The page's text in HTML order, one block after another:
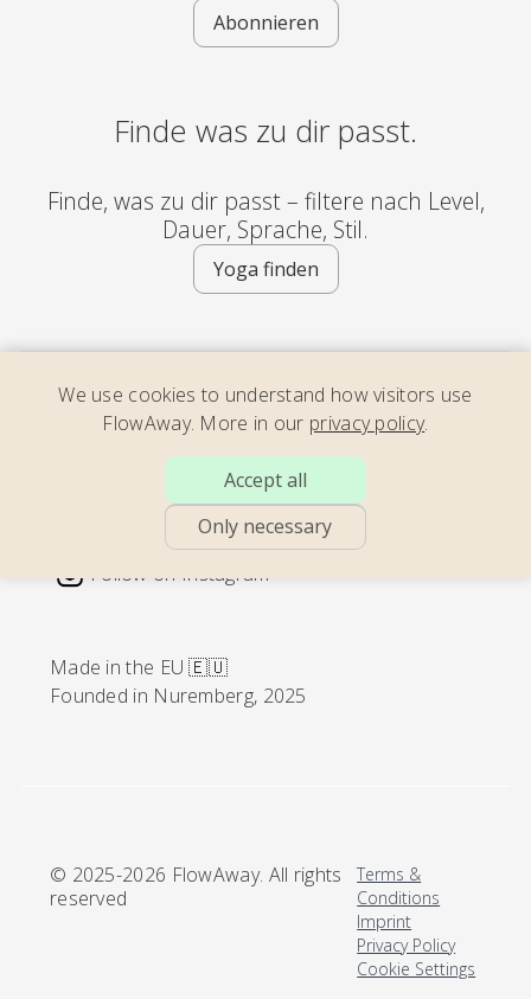
Abonnieren
Finde was zu dir passt.
Finde, was zu dir passt – filtere nach Level,
Dauer, Sprache, Stil.
Yoga finden
About us
For Yoga Teachers
Follow on Instagram
Made in the EU 🇪🇺
Founded in Nuremberg, 2025
© 2025-2026 FlowAway. All rights
reserved
Terms &
Conditions
Imprint
Privacy Policy
Cookie Settings
We use cookies to understand how visitors use
FlowAway. More in our privacy policy.
Accept all
Only necessary